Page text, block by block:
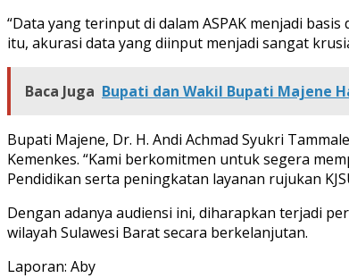
“Data yang terinput di dalam ASPAK menjadi
itu, akurasi data yang diinput menjadi sangat
Baca Juga Bupati dan Wakil Bupati Majene
Bupati Majene, Dr. H. Andi Achmad Syukri
Kemenkes. “Kami berkomitmen untuk segera
Pendidikan serta peningkatan layanan rujukan
Dengan adanya audiensi ini, diharapkan terjadi
wilayah Sulawesi Barat secara berkelanjutan.
Laporan: Aby